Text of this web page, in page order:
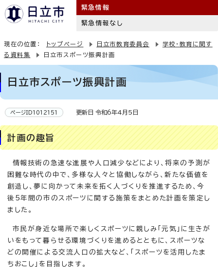
緊急情報
緊急情報なし
現在の位置： トップページ 日立市教育委員会
学校・教育に関す
る資料集
日立市スポーツ振興計画
日立市スポーツ振興計画
ページID1012151 更新日 令和6年4月5日
計画の趣旨
情報技術の急速な進展や人口減少などにより、将来の予測が
困難な時代の中で、多様な人々と協働しながら、新たな価値を
創造し、夢に向かって未来を拓く人づくりを推進するため、今
後5年間の市のスポーツに関する施策をまとめた計画を策定し
ました。
市民が身近な場所で楽しくスポーツに親しみ「元気」に生きが
いをもって暮らせる環境づくりを進めるとともに、スポーツな
どの開催による交流人口の拡大など、「スポーツを活用したま
ちおこし」を目指します。